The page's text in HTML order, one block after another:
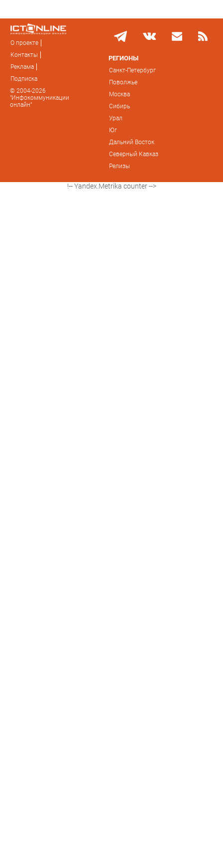
О проекте
Контакты
Реклама
Подписка
© 2004-2026
"Инфокоммуникации
онлайн"
РЕГИОНЫ
Санкт-Петербург
Поволжье
Москва
Сибирь
Урал
Юг
Дальний Восток
Северный Кавказ
Релизы
!-- Yandex.Metrika counter -->